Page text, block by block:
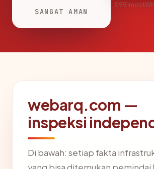
SANGAT AMAN
webarq.com —
inspeksi
Di bawah: setiap fakta